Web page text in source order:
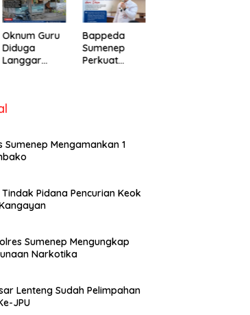
Oknum Guru
Diduga
Langgar
Bappeda
Sumenep
Perkuat
Sumenep Mengamankan 1
Pidana Pencurian Keok
Sumenep Mengungkap
Narkotika
Lenteng Sudah Pelimpahan
JPU